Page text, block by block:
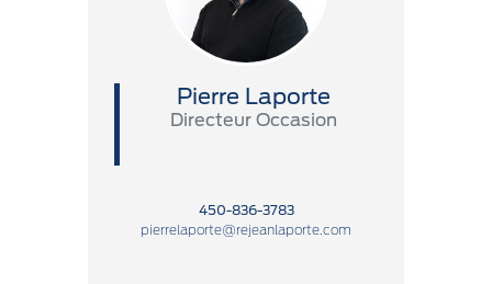
Pierre Laporte
Directeur Occasion
450-836-3783
pierrelaporte@rejeanlaporte.com